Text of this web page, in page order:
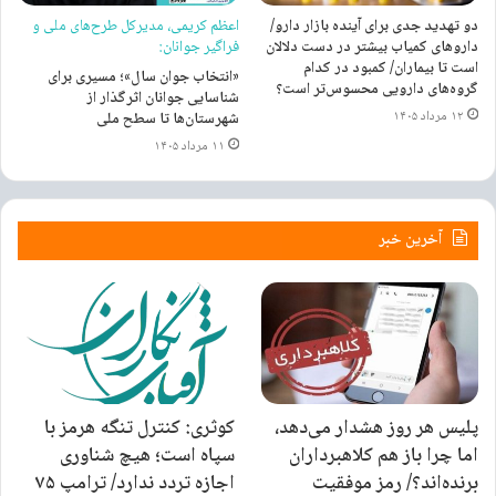
۸ دی ۱۴۰۰
آماده سازی خودرو برای مسافرت های
نوروزی [بخش اول]
دو تهدید جدی برای آینده بازار دارو/
داروهای کمیاب بیشتر در دست دلالان
است تا بیماران/ کمبود در کدام
گروه‌های دارویی محسوس‌تر است؟
۱۲ مرداد ۱۴۰۵
اعظم کریمی، مدیرکل طرح‌های ملی و
فراگیر جوانان:
«انتخاب جوان سال»؛ مسیری برای
شناسایی جوانان اثرگذار از
شهرستان‌ها تا سطح ملی
۱۱ مرداد ۱۴۰۵
آخرین خبر
پلیس هر روز هشدار می‌دهد،
اما چرا باز هم کلاهبرداران
برنده‌اند؟/ رمز موفقیت
کوثری: کنترل تنگه هرمز با
سپاه است؛ هیچ شناوری
اجازه تردد ندارد/ ترامپ ۷۵